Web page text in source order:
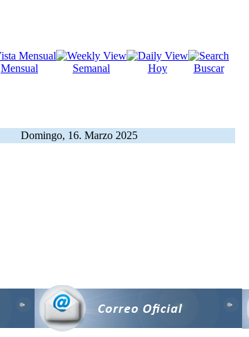
Mensual Semanal Hoy Buscar
Domingo, 16. Marzo 2025